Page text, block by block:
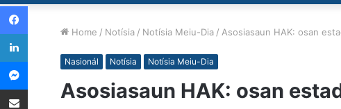
Home / Notísia / Notísia Meiu-Dia / Asosiasaun HAK: osan
Nasionál Notísia Notísia Meiu-Dia
Asosiasaun HAK: osan
Facebook
LinkedIn
Messenger